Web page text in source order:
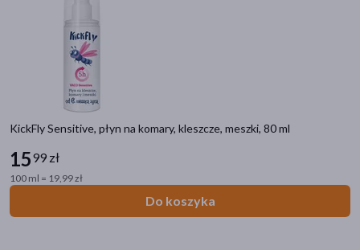
KickFly Sensitive, płyn na komary, kleszcze, meszki, 80 ml
1599 zł
100 ml = 19,99 zł
Do koszyka